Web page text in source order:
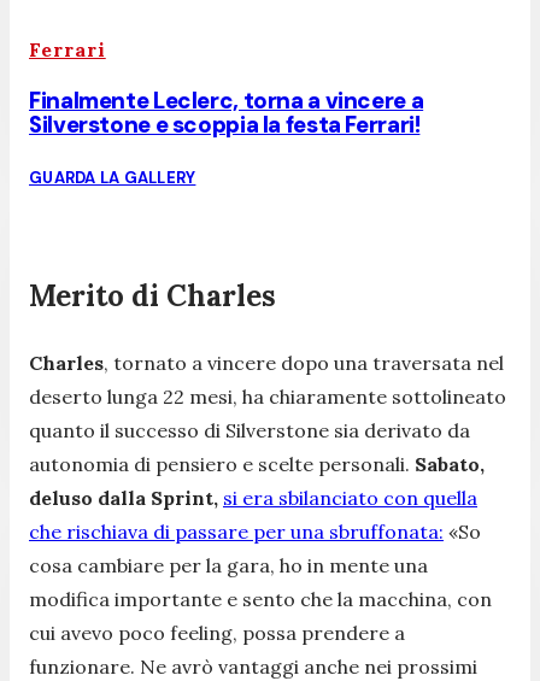
Ferrari
Finalmente Leclerc, torna a vincere a
Silverstone e scoppia la festa Ferrari!
GUARDA LA GALLERY
Merito di Charles
Charles, tornato a vincere dopo una traversata nel
deserto lunga 22 mesi, ha chiaramente sottolineato
quanto il successo di Silverstone sia derivato da
autonomia di pensiero e scelte personali. Sabato,
deluso dalla Sprint, si era sbilanciato con quella
che rischiava di passare per una sbruffonata: «So
cosa cambiare per la gara, ho in mente una
modifica importante e sento che la macchina, con
cui avevo poco feeling, possa prendere a
funzionare. Ne avrò vantaggi anche nei prossimi